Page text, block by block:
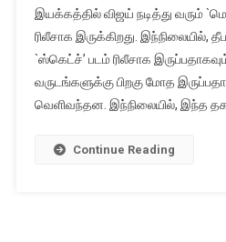
இயக்கத்தில் விஜய் நடித்து வரும்
ரிலீசாக இருக்கிறது. இந்நிலையில்,
`ஸ்கெட்ச்’ படம் ரிலீசாக
வருடங்களுக்கு பிறகு மோத
வெளிவந்தன. இந்நிலையில், இந்த
Continue Reading